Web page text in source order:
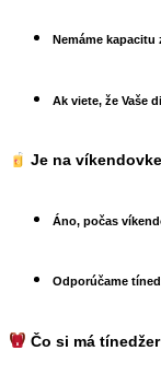
Nemáme
Ak viete, že Vaše
Je na
Áno, počas
Odporúčame
Čo si má